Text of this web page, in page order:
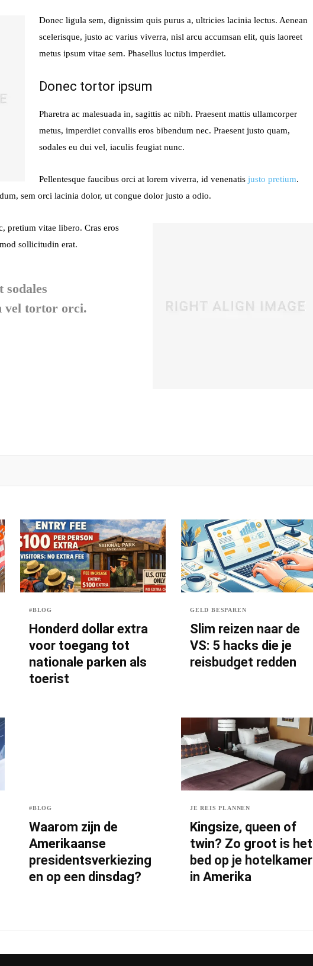
Donec ligula sem, dignissim quis purus a, ultricies lacinia lectus. Aenean
scelerisque, justo ac varius viverra, nisl arcu accumsan elit, quis laoreet
metus ipsum vitae sem. Phasellus luctus imperdiet.
Donec tortor ipsum
Pharetra ac malesuada in, sagittis ac nibh. Praesent mattis ullamcorper
metus, imperdiet convallis eros bibendum nec. Praesent justo quam,
sodales eu dui vel, iaculis feugiat nunc.
Pellentesque faucibus orci at lorem viverra, id venenatis justo pretium.
sem orci lacinia dolor, ut congue dolor justo a odio.
pretium vitae libero. Cras eros
sollicitudin erat.
sodales
vel tortor orci.
#BLOG
Honderd dollar extra
voor toegang tot
nationale parken als
toerist
GELD BESPAREN
Slim reizen naar de
VS: 5 hacks die je
reisbudget redden
#BLOG
Waarom zijn de
Amerikaanse
presidentsverkiezing
en op een dinsdag?
JE REIS PLANNEN
Kingsize, queen of
twin? Zo groot is het
bed op je hotelkamer
in Amerika